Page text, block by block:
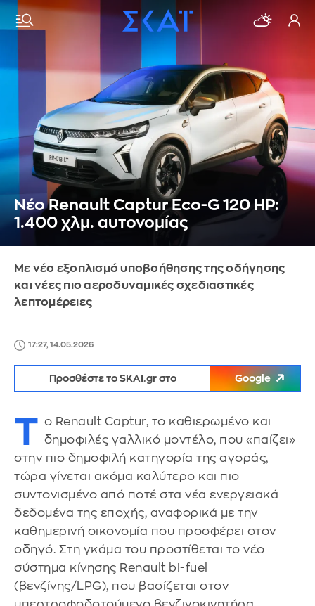
Νέο Renault Captur Eco-G 120 HP:
1.400 χλμ. αυτονομίας
Με νέο εξοπλισμό υποβοήθησης της οδήγησης
και νέες πιο αεροδυναμικές σχεδιαστικές
λεπτομέρειες
17:27, 14.05.2026
Προσθέστε το SKAI.gr στο Google
Τ ο Renault Captur, το καθιερωμένο και
δημοφιλές γαλλικό μοντέλο, που «παίζει»
στην πιο δημοφιλή κατηγορία της αγοράς,
τώρα γίνεται ακόμα καλύτερο και πιο
συντονισμένο από ποτέ στα νέα ενεργειακά
δεδομένα της εποχής, αναφορικά με την
καθημερινή οικονομία που προσφέρει στον
οδηγό. Στη γκάμα του προστίθεται το νέο
σύστημα κίνησης Renault bi-fuel
(βενζίνης/LPG), που βασίζεται στον